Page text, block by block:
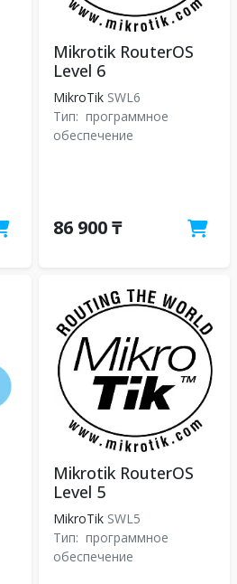
Mikrotik RouterOS
Level 6
MikroTik SWL6
Тип: программное
обеспечение
86 900 ₸
Mikrotik RouterOS
Level 5
MikroTik SWL5
Тип: программное
обеспечение